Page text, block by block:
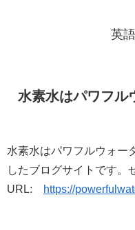
英
水素水はパワフル
水素水はパワフルウォー
したブログサイトです。
URL:
https://